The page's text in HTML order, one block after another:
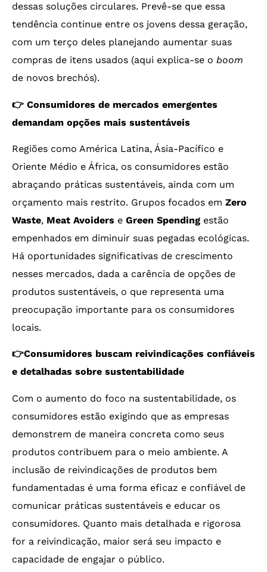
dessas soluções circulares. Prevê-se que essa
tendência continue entre os jovens dessa geração,
com um terço deles planejando aumentar suas
compras de itens usados (aqui explica-se o boom
de novos brechós).
👉 Consumidores de mercados emergentes
demandam opções mais sustentáveis
Regiões como América Latina, Ásia-Pacífico e
Oriente Médio e África, os consumidores estão
abraçando práticas sustentáveis, ainda com um
orçamento mais restrito. Grupos focados em Zero
Waste, Meat Avoiders e Green Spending estão
empenhados em diminuir suas pegadas ecológicas.
Há oportunidades significativas de crescimento
nesses mercados, dada a carência de opções de
produtos sustentáveis, o que representa uma
preocupação importante para os consumidores
locais.
👉Consumidores buscam reivindicações confiáveis
e detalhadas sobre sustentabilidade
Com o aumento do foco na sustentabilidade, os
consumidores estão exigindo que as empresas
demonstrem de maneira concreta como seus
produtos contribuem para o meio ambiente. A
inclusão de reivindicações de produtos bem
fundamentadas é uma forma eficaz e confiável de
comunicar práticas sustentáveis e educar os
consumidores. Quanto mais detalhada e rigorosa
for a reivindicação, maior será seu impacto e
capacidade de engajar o público.